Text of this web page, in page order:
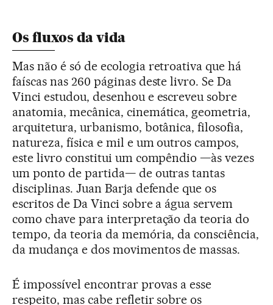
Os fluxos da vida
Mas não é só de ecologia retroativa que há
faíscas nas 260 páginas deste livro. Se Da
Vinci estudou, desenhou e escreveu sobre
anatomia, mecânica, cinemática, geometria,
arquitetura, urbanismo, botânica, filosofia,
natureza, física e mil e um outros campos,
este livro constitui um compêndio —às vezes
um ponto de partida— de outras tantas
disciplinas. Juan Barja defende que os
escritos de Da Vinci sobre a água servem
como chave para interpretação da teoria do
tempo, da teoria da memória, da consciência,
da mudança e dos movimentos de massas.
É impossível encontrar provas a esse
respeito, mas cabe refletir sobre os